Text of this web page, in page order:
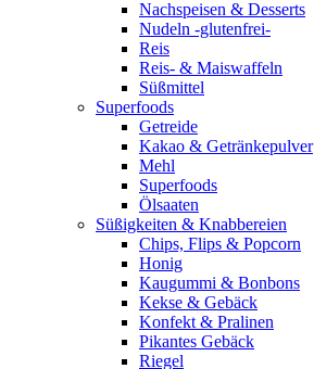
Nachspeisen & Desserts
Nudeln -glutenfrei-
Reis
Reis- & Maiswaffeln
Süßmittel
Superfoods
Getreide
Kakao & Getränkepulver
Mehl
Superfoods
Ölsaaten
Süßigkeiten & Knabbereien
Chips, Flips & Popcorn
Honig
Kaugummi & Bonbons
Kekse & Gebäck
Konfekt & Pralinen
Pikantes Gebäck
Riegel